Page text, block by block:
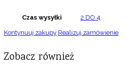
Czas wysyłki 2 DO 4
Kontynuuj zakupy Realizuj zamówienie
Zobacz również